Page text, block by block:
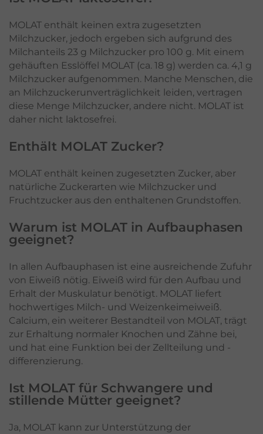
MOLAT enthält keinen extra zugesetzten
Milchzucker, jedoch ergeben sich aufgrund des
Milchanteils 23 g Milchzucker pro 100 g. Mit einem
gehäuften Esslöffel MOLAT (ca. 18 g) werden ca. 4,1 g
Milchzucker aufgenommen. Manche Menschen, die
an Milchzuckerunverträglichkeit leiden, vertragen
diese Menge Milchzucker, andere nicht. MOLAT ist
daher nicht laktosefrei.
Enthält MOLAT Zucker?
MOLAT enthält keinen zugesetzten Zucker, aber
natürliche Zuckerarten wie Milchzucker und
Fruchtzucker aus den enthaltenen Grundstoffen.
Warum ist MOLAT in Aufbauphasen
geeignet?
In allen Aufbauphasen ist eine ausreichende Zufuhr
von Eiweiß nötig. Eiweiß wird für den Aufbau und
Erhalt der Muskulatur benötigt. MOLAT liefert
hochwertiges Milch- und Weizenkeimeiweiß.
Calcium, ein weiterer Bestandteil von MOLAT, trägt
zur Erhaltung normaler Knochen und Zähne bei,
und hat eine Funktion bei der Zellteilung und -
differenzierung.
Ist MOLAT für Schwangere und
stillende Mütter geeignet?
Ja, MOLAT kann zur Unterstützung der